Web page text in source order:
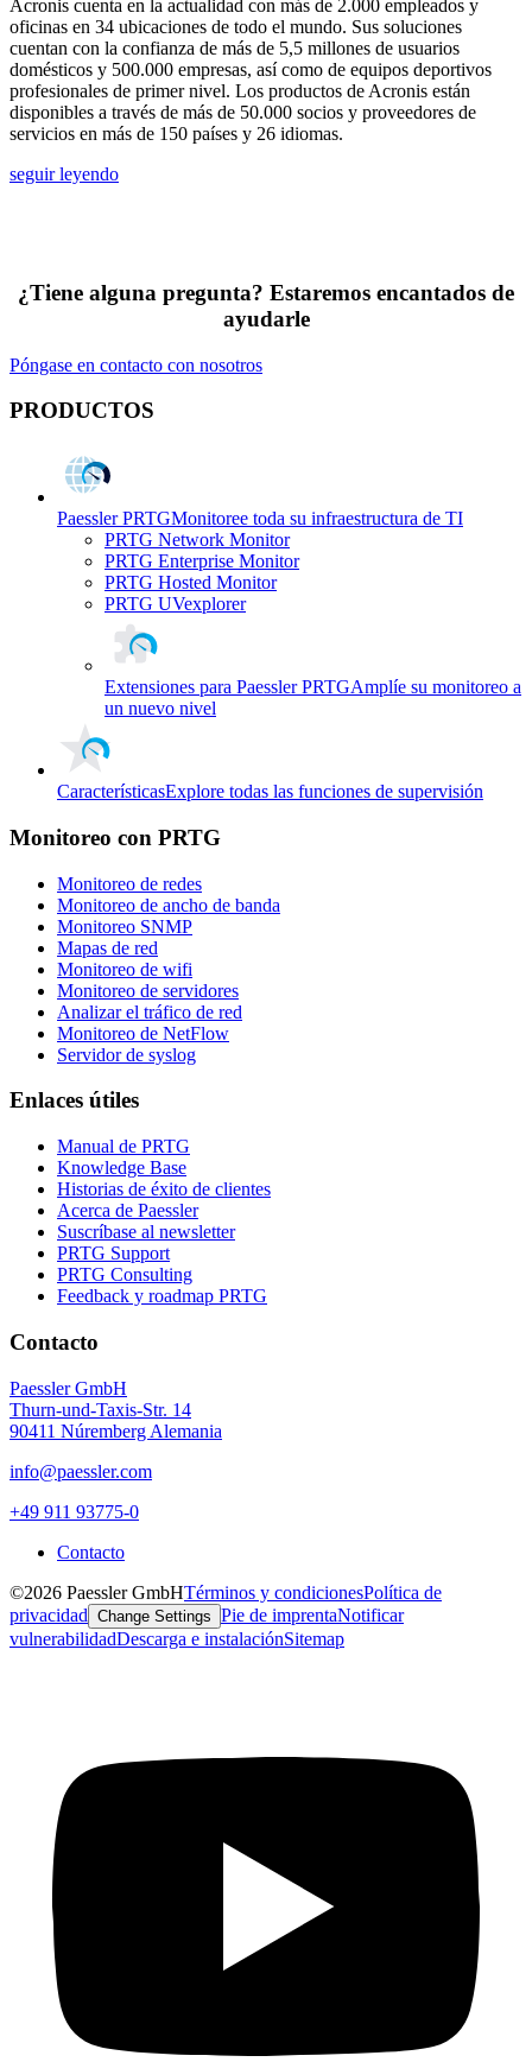
Acronis cuenta en la actualidad con más de 2.000 empleados y
oficinas en 34 ubicaciones de todo el mundo. Sus soluciones
cuentan con la confianza de más de 5,5 millones de usuarios
domésticos y 500.000 empresas, así como de equipos deportivos
profesionales de primer nivel. Los productos de Acronis están
disponibles a través de más de 50.000 socios y proveedores de
servicios en más de 150 países y 26 idiomas.
seguir leyendo
¿Tiene alguna pregunta? Estaremos encantados de
ayudarle
Póngase en contacto con nosotros
PRODUCTOS
Paessler PRTGMonitoree toda su infraestructura de TI
PRTG Network Monitor
PRTG Enterprise Monitor
PRTG Hosted Monitor
PRTG UVexplorer
Extensiones para Paessler PRTGAmplíe su monitoreo a
un nuevo nivel
CaracterísticasExplore todas las funciones de supervisión
Monitoreo con PRTG
Monitoreo de redes
Monitoreo de ancho de banda
Monitoreo SNMP
Mapas de red
Monitoreo de wifi
Monitoreo de servidores
Analizar el tráfico de red
Monitoreo de NetFlow
Servidor de syslog
Enlaces útiles
Manual de PRTG
Knowledge Base
Historias de éxito de clientes
Acerca de Paessler
Suscríbase al newsletter
PRTG Support
PRTG Consulting
Feedback y roadmap PRTG
Contacto
Paessler GmbH
Thurn-und-Taxis-Str. 14
90411 Núremberg Alemania
info@paessler.com
+49 911 93775-0
Contacto
©2026 Paessler GmbHTérminos y condicionesPolítica de
privacidad Change Settings Pie de imprentaNotificar
vulnerabilidadDescarga e instalaciónSitemap